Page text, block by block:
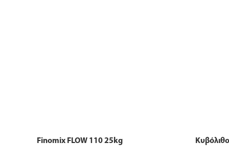
Finomix FLOW 110 25kg